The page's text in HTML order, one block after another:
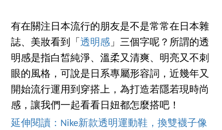
有在關注日本流行的朋友是不是常常在日本雜
誌、美妝看到「透明感 」三個字呢？所謂的透
明感是指白皙純淨、溫柔又清爽、明亮又不刺
眼的風格，可說是日系專屬形容詞，近幾年又
開始流行運用到穿搭上，為打造若隱若現時尚
感，讓我們一起看看日妞都怎麼搭吧！
延伸閱讀：Nike新款透明運動鞋，換雙襪子像